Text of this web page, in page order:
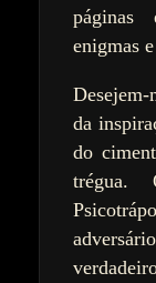
enigmas
Desejem-
da
do